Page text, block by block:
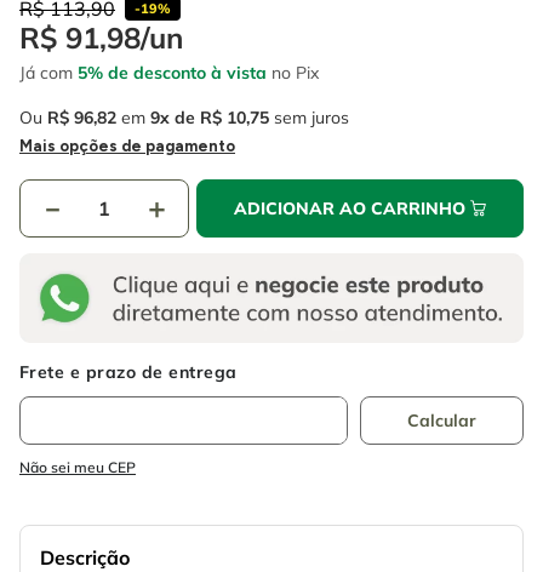
R$ 113,90 -19%
R$ 91,98/un
Já com 5% de desconto à vista no Pix
Ou R$ 96,82 em 9 R$ 10,75 sem juros
Mais opções de pagamento
＋
－ ADICIONAR AO CARRINHO
Não sei meu CEP
Descrição
6º fio
8 º chave impacto
9º cabo flexivel
disco corte
º escada
º serra circular
º serra copo
º cabo flexivel
disco corte